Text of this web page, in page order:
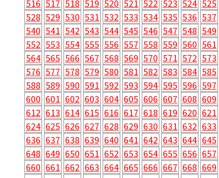
516 517 518 519 520 521 522 523 524 525
528 529 530 531 532 533 534 535 536 537
540 541 542 543 544 545 546 547 548 549
552 553 554 555 556 557 558 559 560 561
564 565 566 567 568 569 570 571 572 573
576 577 578 579 580 581 582 583 584 585
588 589 590 591 592 593 594 595 596 597
600 601 602 603 604 605 606 607 608 609
612 613 614 615 616 617 618 619 620 621
624 625 626 627 628 629 630 631 632 633
636 637 638 639 640 641 642 643 644 645
648 649 650 651 652 653 654 655 656 657
660 661 662 663 664 665 666 667 668 669